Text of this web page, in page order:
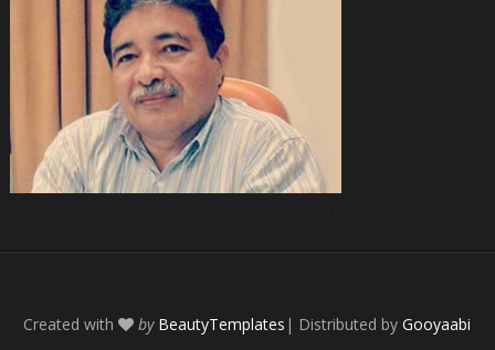
Created with by BeautyTemplates | Distributed byGooyaabi